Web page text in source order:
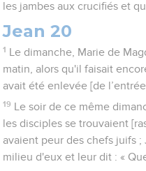
les jambes aux crucifiés et
Jean 20
1
Le dimanche, Marie de
matin, alors qu'il faisait
avait été enlevée [de
19
Le soir de ce même
les disciples se trouvaient
avaient peur des chefs juifs ;
milieu d'eux et leur dit : «